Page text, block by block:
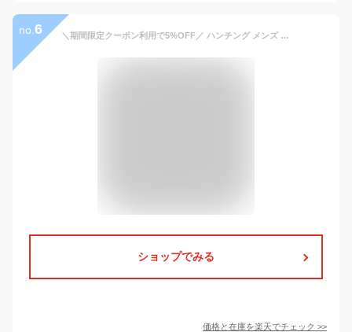
no. 6 ＼期間限定クーポン利用で5%OFF／ ハンチング メンズ ブランド 秋冬 STETSON アメリカ ストライプ柄 紳士帽子 ステットソン アイビーキャップ 帽子 ハンチング帽子 暖かい帽子 40代 50代 60代 ファッション シニア コーデ 小物 秋 冬 stetson 帽子通販 ギフト
ショップでみる
価格と在庫を楽天でチェック >>